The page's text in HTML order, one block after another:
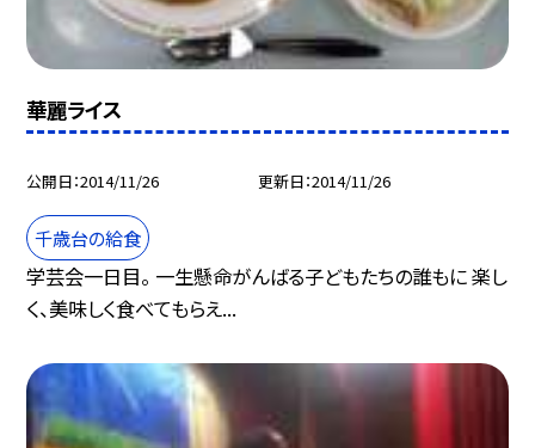
華麗ライス
公開日 2014/11/26 更新日 2014/11/26
千歳台の給食
学芸会一日目。 一生懸命がんばる子どもたちの誰もに 楽し
く、美味しく食べてもらえ...